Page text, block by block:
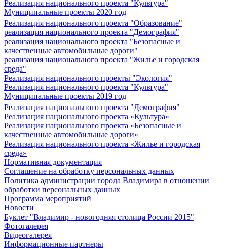
Реализация национального проекта "Культура"
Муниципальные проекты 2020 год
Реализация национального проекта "Образование"
реализация национального проекта "Демография"
реализация национального проекта "Безопасные и
качественные автомобильные дороги"
реализация национального проекта "Жилье и городская
среда"
Реализация национального проекты "Экология"
Реализация национального проекта "Культура"
Муниципальные проекты 2019 год
Реализация национального проекта "Демография"
Реализация национального проекта «Культура»
Реализация национального проекта «Безопасные и
качественные автомобильные дороги»
Реализация национального проекта «Жилье и городская
среда»
Нормативная документация
Соглашение на обработку персональных данных
Политика администрации города Владимира в отношении
обработки персональных данных
Программа мероприятий
Новости
Буклет "Владимир - новогодняя столица России 2015"
Фотогалерея
Видеогалерея
Информационные партнеры